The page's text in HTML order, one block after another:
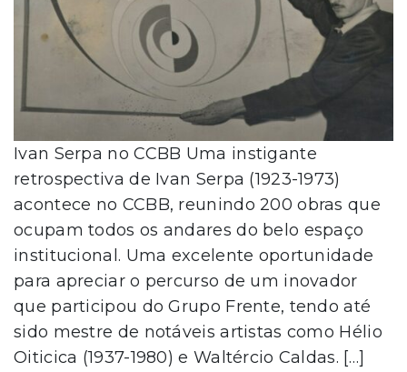
Ivan Serpa no CCBB Uma instigante
retrospectiva de Ivan Serpa (1923-1973)
acontece no CCBB, reunindo 200 obras que
ocupam todos os andares do belo espaço
institucional. Uma excelente oportunidade
para apreciar o percurso de um inovador
que participou do Grupo Frente, tendo até
sido mestre de notáveis artistas como Hélio
Oiticica (1937-1980) e Waltércio Caldas. […]